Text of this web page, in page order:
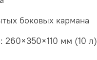
боковых кармана
260×350×110 мм (10 л)